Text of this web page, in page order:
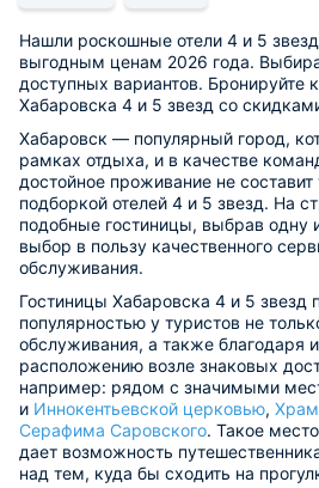
Нашли роскошные отели 4 и 5
выгодным ценам 2026 года.
доступных вариантов. Бронируйте
Хабаровска 4 и 5 звезд со
Хабаровск — популярный город,
рамках отдыха, и в качестве
достойное проживание не составит
подборкой отелей 4 и 5 звезд. На
подобные гостиницы, выбрав одну
выбор в пользу качественного
обслуживания.
Гостиницы Хабаровска 4 и 5 звезд
популярностью у туристов не
обслуживания, а также благодаря
расположению возле знаковых
например: рядом с значимыми
и Иннокентьевской церковью,
Серафима Саровского. Такое
дает возможность
над тем, куда бы сходить на